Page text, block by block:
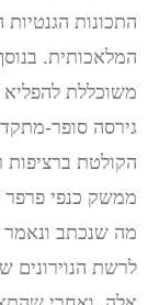
התכונות
המלאכותית.
משוכללת להפליא
הקולטת
ממשק כנפי פרפר
מה שנכתב ונאמר
לרשת הנוירונים